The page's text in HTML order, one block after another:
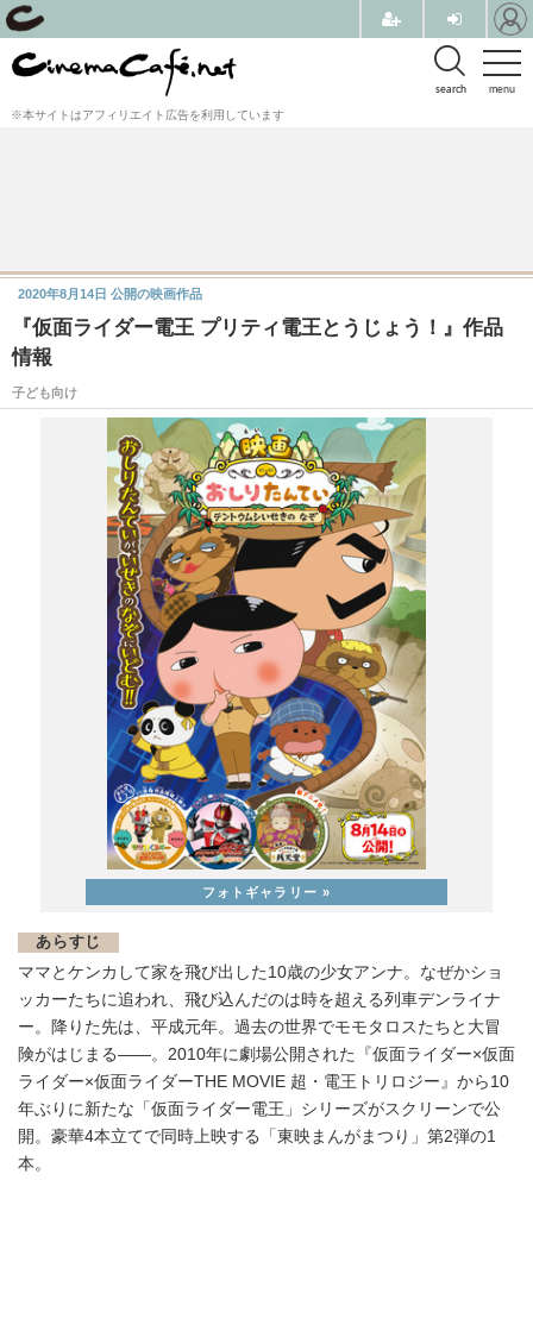
menu
search
※本サイトはアフィリエイト広告を利用しています
『仮面ライダー電王 プリティ電王とうじょう！』作品
情報
子ども向け
2020年8月14日 公開の映画作品
あらすじ
ママとケンカして家を飛び出した10歳の少女アンナ。なぜかショ
ッカーたちに追われ、飛び込んだのは時を超える列車デンライナ
ー。降りた先は、平成元年。過去の世界でモモタロスたちと大冒
険がはじまる――。2010年に劇場公開された『仮面ライダー×仮面
ライダー×仮面ライダーTHE MOVIE 超・電王トリロジー』から10
年ぶりに新たな「仮面ライダー電王」シリーズがスクリーンで公
開。豪華4本立てで同時上映する「東映まんがまつり」第2弾の1
本。